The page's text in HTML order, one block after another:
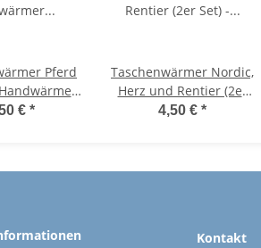
Pferd
-
€ *
Taschenwärmer Nordic,
Herz und Rentier (2er
Set) - Wichtelgeschenk,
4,50 € *
Kontakt